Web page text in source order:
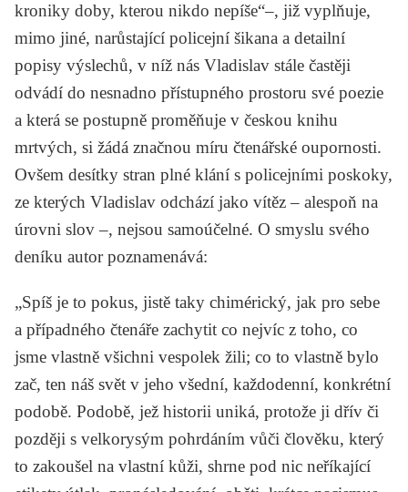
kroniky doby, kterou nikdo nepíše“–, již vyplňuje,
mimo jiné, narůstající policejní šikana a detailní
popisy výslechů, v níž nás Vladislav stále častěji
odvádí do nesnadno přístupného prostoru své poezie
a která se postupně proměňuje v českou knihu
mrtvých, si žádá značnou míru čtenářské oupornosti.
Ovšem desítky stran plné klání s policejními poskoky,
ze kterých Vladislav odchází jako vítěz – alespoň na
úrovni slov –, nejsou samoúčelné. O smyslu svého
deníku autor poznamenává:
„Spíš je to pokus, jistě taky chimérický, jak pro sebe
a případného čtenáře zachytit co nejvíc z toho, co
jsme vlastně všichni vespolek žili; co to vlastně bylo
zač, ten náš svět v jeho všední, každodenní, konkrétní
podobě. Podobě, jež historii uniká, protože ji dřív či
později s velkorysým pohrdáním vůči člověku, který
to zakoušel na vlastní kůži, shrne pod nic neříkající